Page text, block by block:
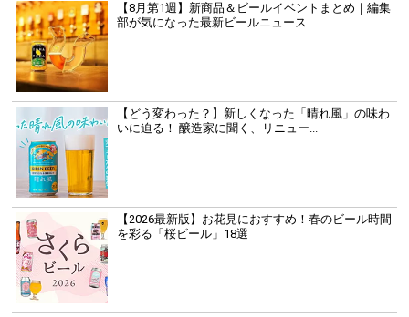
【8月第1週】新商品＆ビールイベントまとめ｜編集
部が気になった最新ビールニュース...
【どう変わった？】新しくなった「晴れ風」の味わ
いに迫る！ 醸造家に聞く、リニュー...
【2026最新版】お花見におすすめ！春のビール時間
を彩る「桜ビール」18選